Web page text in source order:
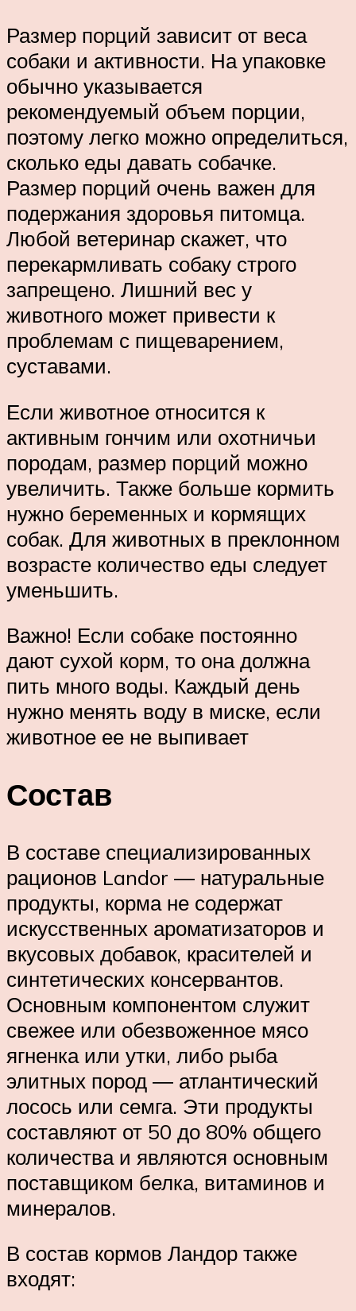
Размер порций зависит от веса
собаки и активности. На упаковке
обычно указывается
рекомендуемый объем порции,
поэтому легко можно определиться,
сколько еды давать собачке.
Размер порций очень важен для
подержания здоровья питомца.
Любой ветеринар скажет, что
перекармливать собаку строго
запрещено. Лишний вес у
животного может привести к
проблемам с пищеварением,
суставами.
Если животное относится к
активным гончим или охотничьи
породам, размер порций можно
увеличить. Также больше кормить
нужно беременных и кормящих
собак. Для животных в преклонном
возрасте количество еды следует
уменьшить.
Важно! Если собаке постоянно
дают сухой корм, то она должна
пить много воды. Каждый день
нужно менять воду в миске, если
животное ее не выпивает
Состав
В составе специализированных
рационов Landor ― натуральные
продукты, корма не содержат
искусственных ароматизаторов и
вкусовых добавок, красителей и
синтетических консервантов.
Основным компонентом служит
свежее или обезвоженное мясо
ягненка или утки, либо рыба
элитных пород ― атлантический
лосось или семга. Эти продукты
составляют от 50 до 80% общего
количества и являются основным
поставщиком белка, витаминов и
минералов.
В состав кормов Ландор также
входят: